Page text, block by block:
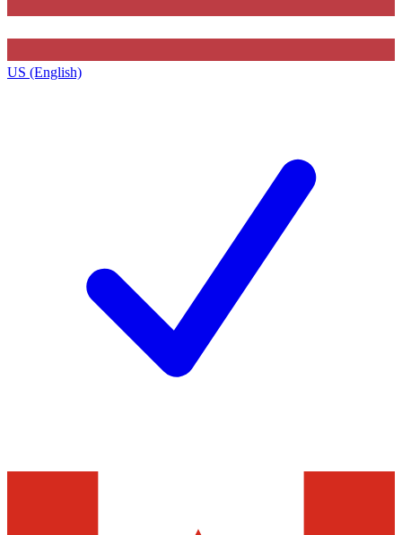
US (English)